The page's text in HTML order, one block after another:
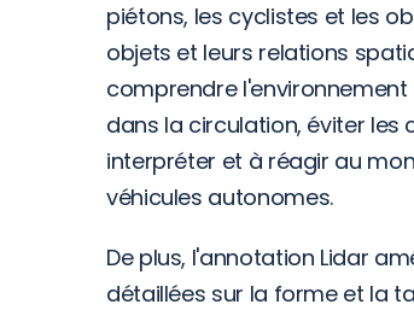
piétons, les cyclistes et les
objets et leurs relations
comprendre
dans la circulation, éviter
interpréter et à réagir au
véhicules autonomes.
De plus, l'annotation Lidar
détaillées sur la forme et la